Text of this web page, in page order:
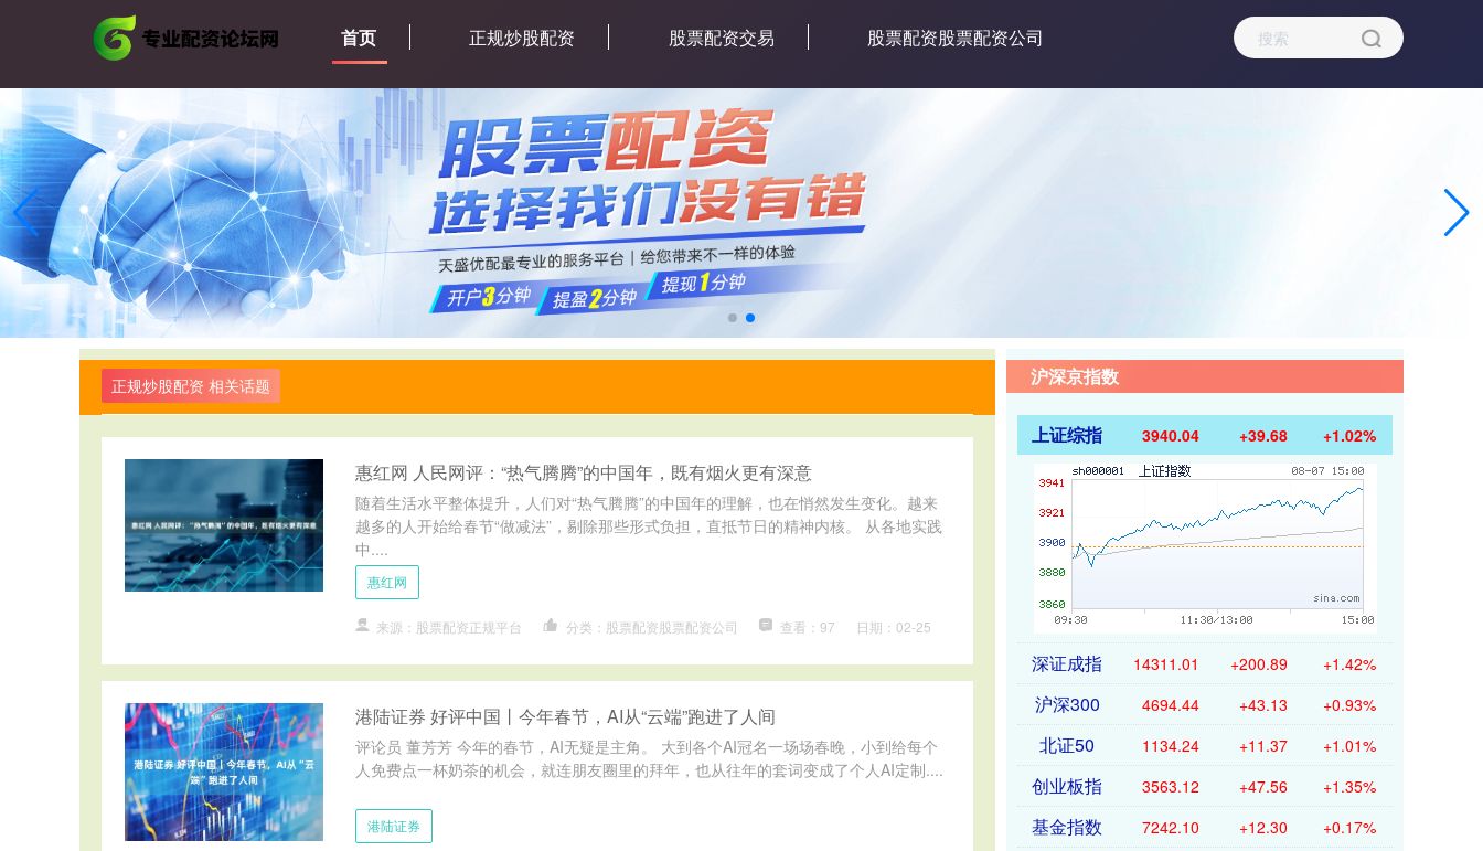
首页 正规炒股配资 股票配资交易 股票配资股票配资公司
正规炒股配资 相关话题
惠红网 人民网评：“热气腾腾”的中国年，既有烟火更有深意
随着生活水平整体提升，人们对“热气腾腾”的中国年的理解，也在悄然发生变化。越来
越多的人开始给春节“做减法”，剔除那些形式负担，直抵节日的精神内核。 从各地实践
中....
惠红网
来源：股票配资正规平台 分类：股票配资股票配资公司 查看：97 日期：02-25
港陆证券 好评中国丨今年春节，AI从“云端”跑进了人间
评论员 董芳芳 今年的春节，AI无疑是主角。 大到各个AI冠名一场场春晚，小到给每个
人免费点一杯奶茶的机会，就连朋友圈里的拜年，也从往年的套词变成了个人AI定制....
港陆证券
沪深京指数
上证综指 3940.04 +39.68 +1.02%
深证成指 14311.01 +200.89 +1.42%
沪深300 4694.44 +43.13 +0.93%
北证50 1134.24 +11.37 +1.01%
创业板指 3563.12 +47.56 +1.35%
基金指数 7242.10 +12.30 +0.17%